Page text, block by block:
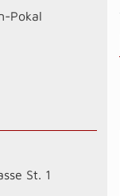
Pokal
St. 1